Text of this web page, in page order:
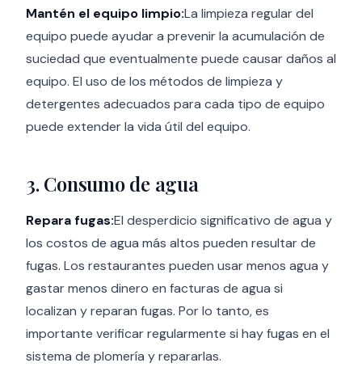
Mantén el equipo limpio:La limpieza regular del
equipo puede ayudar a prevenir la acumulación de
suciedad que eventualmente puede causar daños al
equipo. El uso de los métodos de limpieza y
detergentes adecuados para cada tipo de equipo
puede extender la vida útil del equipo.
3. Consumo de agua
Repara fugas:El desperdicio significativo de agua y
los costos de agua más altos pueden resultar de
fugas. Los restaurantes pueden usar menos agua y
gastar menos dinero en facturas de agua si
localizan y reparan fugas. Por lo tanto, es
importante verificar regularmente si hay fugas en el
sistema de plomería y repararlas.